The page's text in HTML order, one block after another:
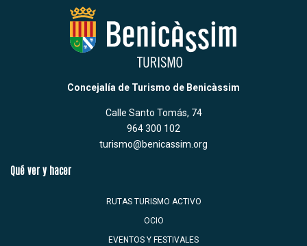
Concejalía de Turismo de Benicàssim
Calle Santo Tomás, 74
964 300 102
turismo@benicassim.org
Qué ver y hacer
RUTAS TURISMO ACTIVO
OCIO
EVENTOS Y FESTIVALES